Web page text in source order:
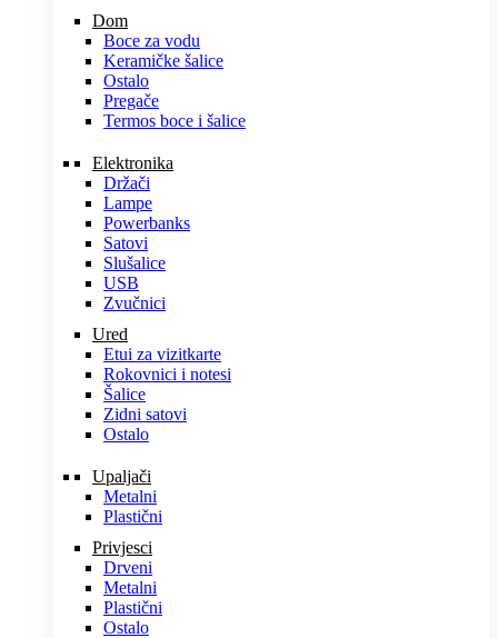
Dom
Boce za vodu
Keramičke šalice
Ostalo
Pregače
Termos boce i šalice
Elektronika
Držači
Lampe
Powerbanks
Satovi
Slušalice
USB
Zvučnici
Ured
Etui za vizitkarte
Rokovnici i notesi
Šalice
Zidni satovi
Ostalo
Upaljači
Metalni
Plastični
Privjesci
Drveni
Metalni
Plastični
Ostalo